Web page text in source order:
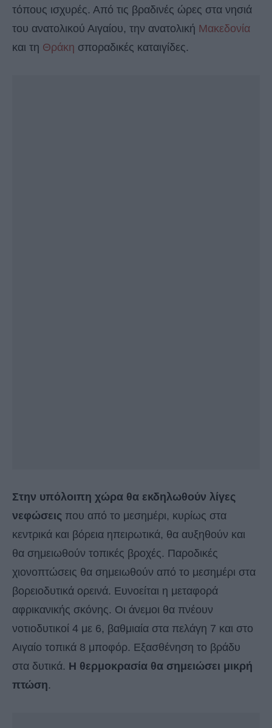
τόπους ισχυρές. Από τις βραδινές ώρες στα νησιά
του ανατολικού Αιγαίου, την ανατολική Μακεδονία
και τη Θράκη σποραδικές καταιγίδες.
Στην υπόλοιπη χώρα θα εκδηλωθούν λίγες
νεφώσεις που από το μεσημέρι, κυρίως στα
κεντρικά και βόρεια ηπειρωτικά, θα αυξηθούν και
θα σημειωθούν τοπικές βροχές. Παροδικές
χιονοπτώσεις θα σημειωθούν από το μεσημέρι στα
βορειοδυτικά ορεινά. Ευνοείται η μεταφορά
αφρικανικής σκόνης. Οι άνεμοι θα πνέουν
νοτιοδυτικοί 4 με 6, βαθμιαία στα πελάγη 7 και στο
Αιγαίο τοπικά 8 μποφόρ. Εξασθένηση το βράδυ
στα δυτικά. Η θερμοκρασία θα σημειώσει μικρή
πτώση.